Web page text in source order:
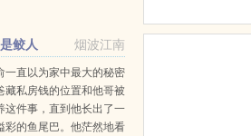
烟波江南
鲛人
一直以为家中最大的秘密
藏私房钱的位置和他哥被
这件事，直到他长出了一
彩的鱼尾巴。他茫然地看